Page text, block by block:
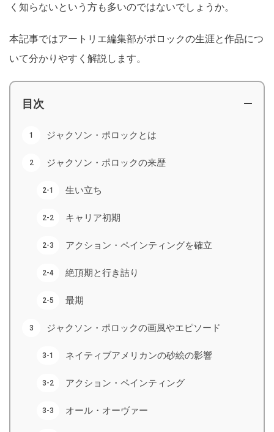
く知らないという方も多いのではないでしょうか。
本記事ではアートリエ編集部がポロックの生涯と作品につ
いて分かりやすく解説します。
目次
ジャクソン・ポロックとは
ジャクソン・ポロックの来歴
生い立ち
キャリア初期
アクション・ペインティングを確立
絶頂期と行き詰り
最期
ジャクソン・ポロックの画風やエピソード
ネイティブアメリカンの砂絵の影響
アクション・ペインティング
オール・オーヴァー